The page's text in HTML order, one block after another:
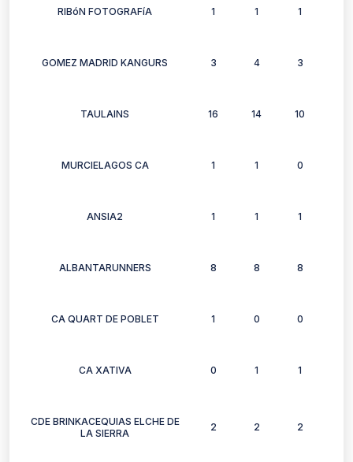
RIBóN FOTOGRAFíA 1 1 1
GOMEZ MADRID KANGURS 3 4 3
TAULAINS 16 14 10
MURCIELAGOS CA 1 1 0
ANSIA2 1 1 1
ALBANTARUNNERS 8 8 8
CA QUART DE POBLET 1 0 0
CA XATIVA 0 1 1
CDE BRINKACEQUIAS ELCHE DE
LA SIERRA
2 2 2